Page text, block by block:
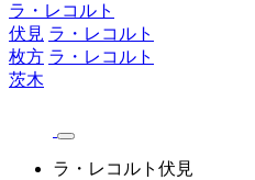
ラ・レコルト
伏見 ラ・レコルト
枚方 ラ・レコルト
茨木
ラ・レコルト伏見